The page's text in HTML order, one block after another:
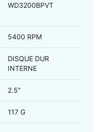
WD3200BPVT
5400 RPM
DISQUE DUR
INTERNE
2.5"
117 G